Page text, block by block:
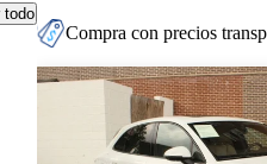
todo
Compra con precios